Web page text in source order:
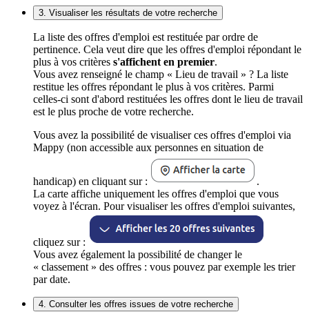
3. Visualiser les résultats de votre recherche
La liste des offres d'emploi est restituée par ordre de
pertinence. Cela veut dire que les offres d'emploi répondant le
plus à vos critères s'affichent en premier.
Vous avez renseigné le champ « Lieu de travail » ? La liste
restitue les offres répondant le plus à vos critères. Parmi
celles-ci sont d'abord restituées les offres dont le lieu de travail
est le plus proche de votre recherche.
Vous avez la possibilité de visualiser ces offres d'emploi via
Mappy (non accessible aux personnes en situation de
handicap) en cliquant sur :
.
La carte affiche uniquement les offres d'emploi que vous
voyez à l'écran. Pour visualiser les offres d'emploi suivantes,
cliquez sur :
Vous avez également la possibilité de changer le
« classement » des offres : vous pouvez par exemple les trier
par date.
4. Consulter les offres issues de votre recherche